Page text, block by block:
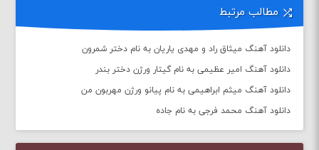
مطالب مرتبط
دانلود آهنگ میثاق راد و مهدی یاریان به نام دختر شمرون
دانلود آهنگ امیر عظیمی به نام گیتار ورژن دختر بندر
دانلود آهنگ میثم ابراهیمی به نام پیانو ورژن مهربون من
دانلود آهنگ محمد فرجی به نام جاده